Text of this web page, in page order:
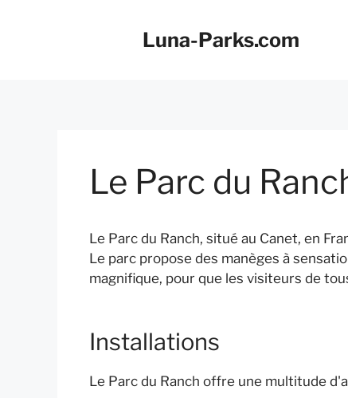
Luna-Parks.com
Le Parc du
Le Parc du Ranch, situé au Canet, en
Le parc propose des manèges à
magnifique, pour que les visiteurs de
Installations
Le Parc du Ranch offre une multitude